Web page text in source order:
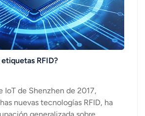
RFID?
IoT de Shenzhen de 2017,
nuevas tecnologías RFID, ha
generalizada sobre